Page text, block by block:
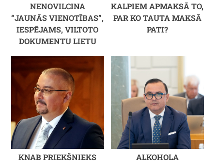
NENOVILCINA
“JAUNĀS VIENOTĪBAS”,
IESPĒJAMS, VILTOTO
DOKUMENTU LIETU
KALPIEM APMAKSĀ TO,
PAR KO TAUTA MAKSĀ
PATI?
KNAB PRIEKŠNIEKS
ALKOHOLA